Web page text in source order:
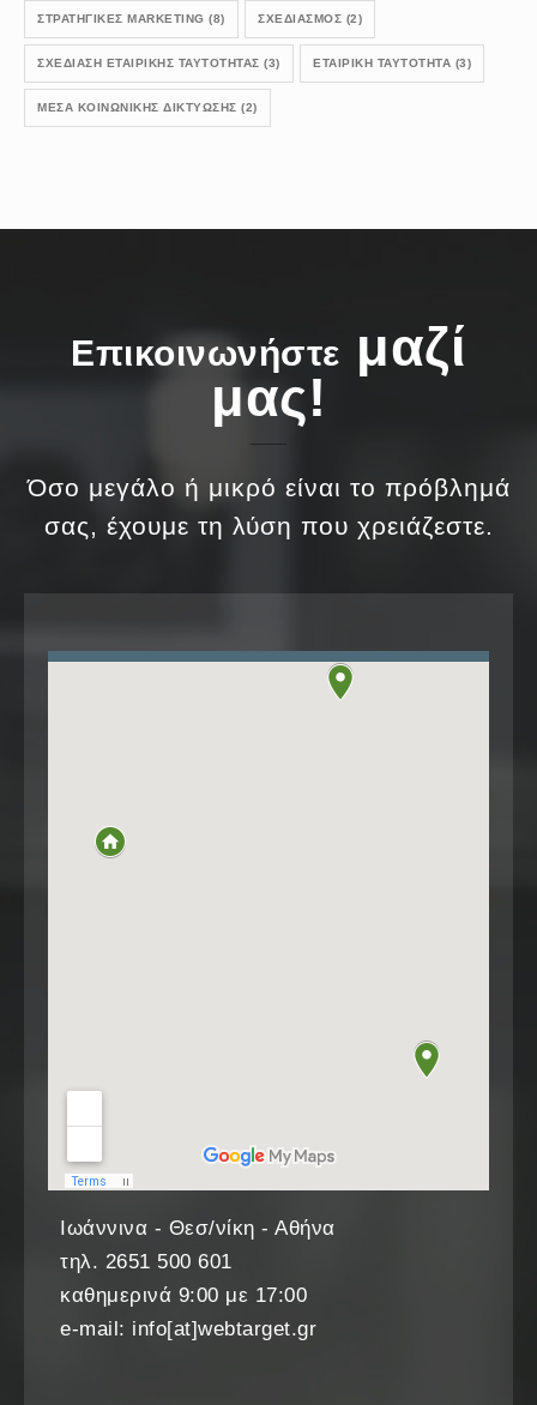
ΣΤΡΑΤΗΓΙΚΕΣ MARKETING (8) ΣΧΕΔΙΑΣΜΟΣ (2)
ΣΧΕΔΊΑΣΗ ΕΤΑΙΡΙΚΉΣ ΤΑΥΤΌΤΗΤΑΣ (3) ΕΤΑΙΡΙΚΉ ΤΑΥΤΌΤΗΤΑ (3)
ΜΈΣΑ ΚΟΙΝΩΝΙΚΉΣ ΔΙΚΤΎΩΣΗΣ (2)
Επικοινωνήστε μαζί
μας!
Όσο μεγάλο ή μικρό είναι το πρόβλημά
σας, έχουμε τη λύση που χρειάζεστε.
Ιωάννινα - Θεσ/νίκη - Αθήνα
τηλ. 2651 500 601
καθημερινά 9:00 με 17:00
e-mail: info[at]webtarget.gr